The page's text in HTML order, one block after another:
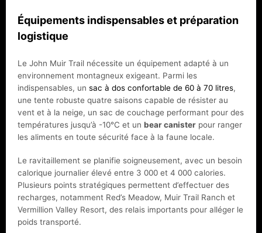
Équipements indispensables et préparation
logistique
Le John Muir Trail nécessite un équipement adapté à un
environnement montagneux exigeant. Parmi les
indispensables, un sac à dos confortable de 60 à 70 litres,
une tente robuste quatre saisons capable de résister au
vent et à la neige, un sac de couchage performant pour des
températures jusqu’à -10°C et un bear canister pour ranger
les aliments en toute sécurité face à la faune locale.
Le ravitaillement se planifie soigneusement, avec un besoin
calorique journalier élevé entre 3 000 et 4 000 calories.
Plusieurs points stratégiques permettent d’effectuer des
recharges, notamment Red’s Meadow, Muir Trail Ranch et
Vermillion Valley Resort, des relais importants pour alléger le
poids transporté.